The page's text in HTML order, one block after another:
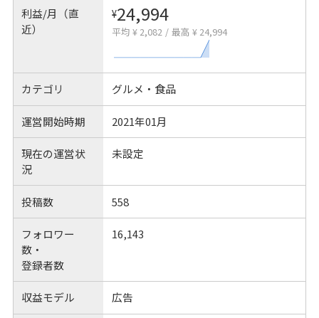
利益/月（直
近）
¥24,994
平均 ¥ 2,082 / 最高 ¥ 24,994
カテゴリ グルメ・食品
運営開始時期 2021年01月
現在の運営状
況
未設定
投稿数 558
フォロワー
数・
登録者数
16,143
収益モデル 広告